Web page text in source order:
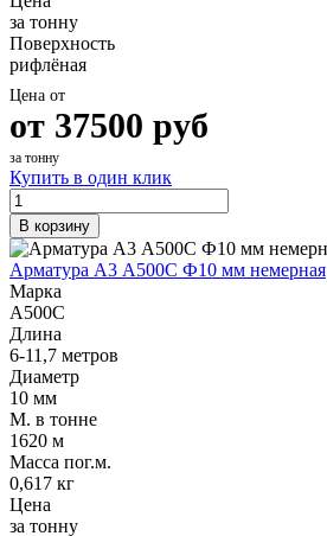
за тонну
Поверхность
рифлёная
Цена от
от 37500 руб
за тонну
Купить в один клик
В корзину
Арматура А3 А500С Ф10 мм немерная
Марка
А500С
Длина
6-11,7 метров
Диаметр
10 мм
М. в тонне
1620 м
Масса пог.м.
0,617 кг
Цена
за тонну